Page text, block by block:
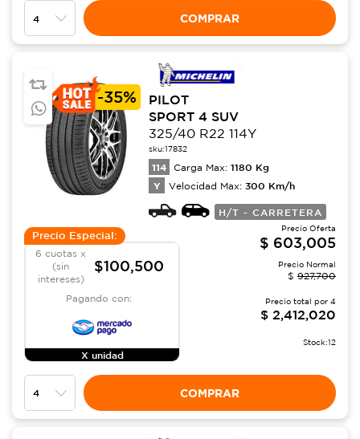
COMPRAR
-35%
PILOT
SPORT 4 SUV
325/40 R22 114Y
sku:17832
114 Carga Max: 1180 Kg
Y Velocidad Max: 300 Km/h
H/T - CARRETERA
Precio Especial:
6 cuotas x
(sin
intereses)
$100,500
Pagando con:
X unidad
Precio Oferta
$ 603,005
Precio Normal
$ 927,700
Precio total por 4
$ 2,412,020
Stock:12
COMPRAR